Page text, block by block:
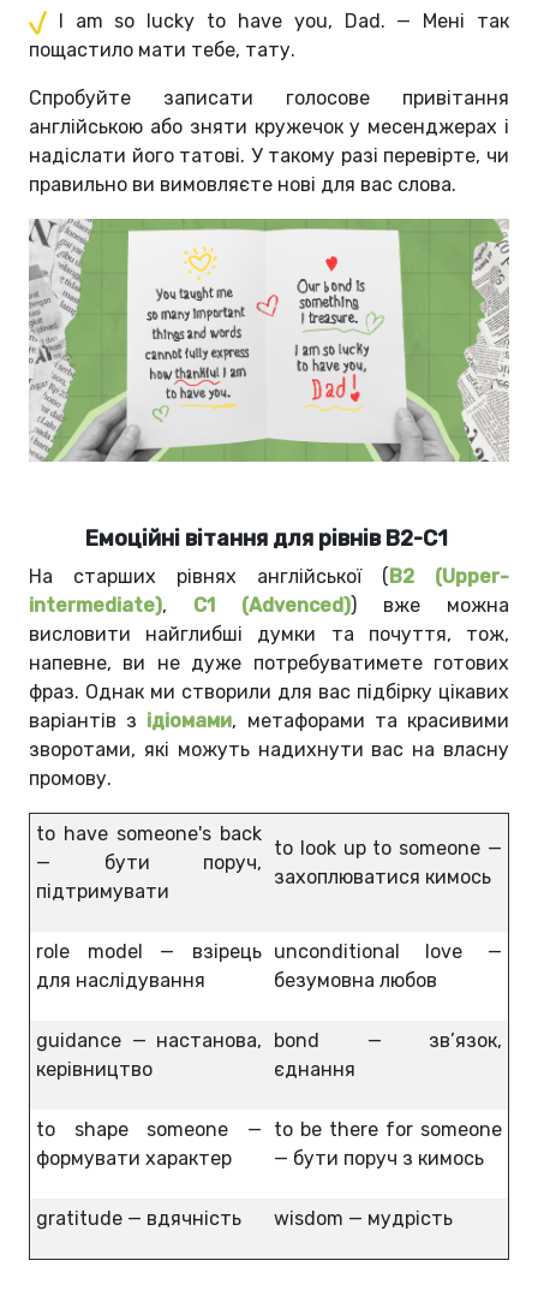
I am so lucky to have you, Dad. — Мені так
пощастило мати тебе, тату.
Спробуйте записати голосове привітання
англійською або зняти кружечок у месенджерах і
надіслати його татові. У такому разі перевірте, чи
правильно ви вимовляєте нові для вас слова.
Емоційні вітання для рівнів В2-С1
На старших рівнях англійської (В2 (Upper-
intermediate), С1 (Advenced)) вже можна
висловити найглибші думки та почуття, тож,
напевне, ви не дуже потребуватимете готових
фраз. Однак ми створили для вас підбірку цікавих
варіантів з ідіомами, метафорами та красивими
зворотами, які можуть надихнути вас на власну
промову.
to have someone's back
— бути поруч,
підтримувати
to look up to someone —
захоплюватися кимось
role model — взірець
для наслідування
unconditional love —
безумовна любов
guidance — настанова,
керівництво
bond — зв’язок,
єднання
to shape someone —
формувати характер
to be there for someone
— бути поруч з кимось
gratitude — вдячність wisdom — мудрість